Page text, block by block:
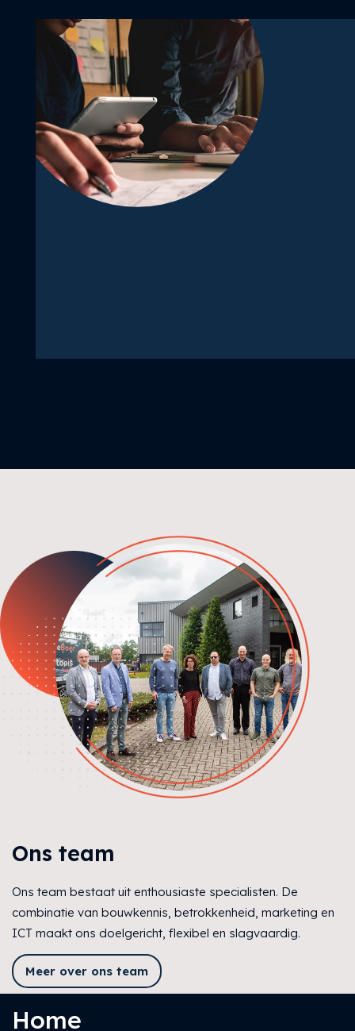
Ons team
Ons team bestaat uit enthousiaste specialisten. De
combinatie van bouwkennis, betrokkenheid, marketing en
ICT maakt ons doelgericht, flexibel en slagvaardig.
Meer over ons team
Home